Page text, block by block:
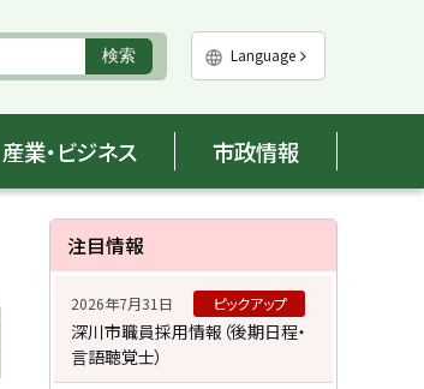
検索実
行
Language
産業・ビジネス 市政情報
サ
イ
注目情報
2026年7月31日 ピックアップ
深川市職員採用情報（後期日程・
言語聴覚士）